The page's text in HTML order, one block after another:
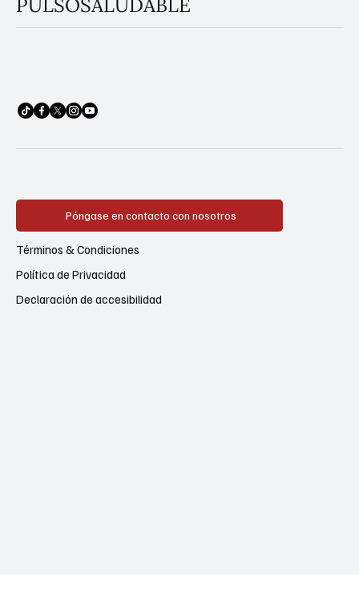
Póngase en contacto con nosotros
Política de Privacidad
Términos & Condiciones
Declaración de accesibilidad